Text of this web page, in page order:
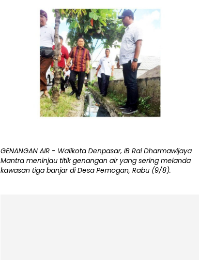
GENANGAN AIR - Walikota Denpasar, IB Rai Dharmawijaya
Mantra meninjau titik genangan air yang sering melanda
kawasan tiga banjar di Desa Pemogan, Rabu (9/8).